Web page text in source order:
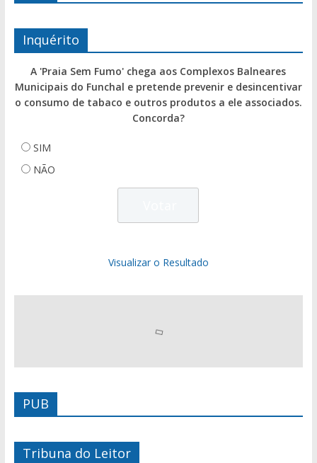
Inquérito
A 'Praia Sem Fumo' chega aos Complexos Balneares
Municipais do Funchal e pretende prevenir e desincentivar
o consumo de tabaco e outros produtos a ele associados.
Concorda?
SIM
NÃO
Visualizar o Resultado
PUB
Tribuna do Leitor